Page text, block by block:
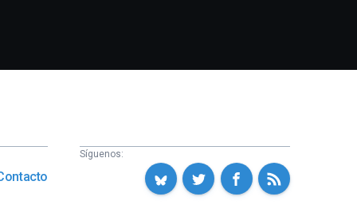
Síguenos: